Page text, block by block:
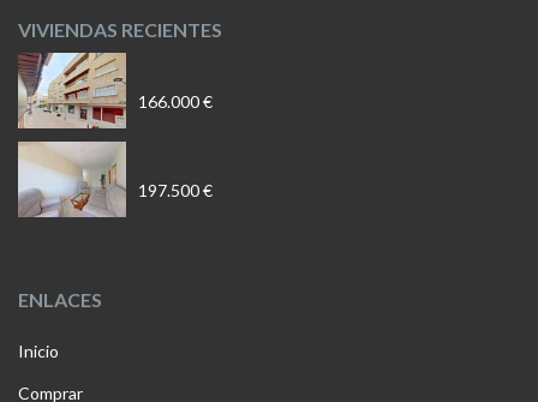
VIVIENDAS RECIENTES
166.000 €
197.500 €
ENLACES
Inicio
Comprar